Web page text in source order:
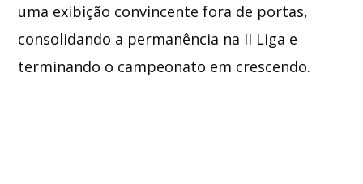
uma exibição convincente fora de portas,
consolidando a permanência na II Liga e
terminando o campeonato em crescendo.